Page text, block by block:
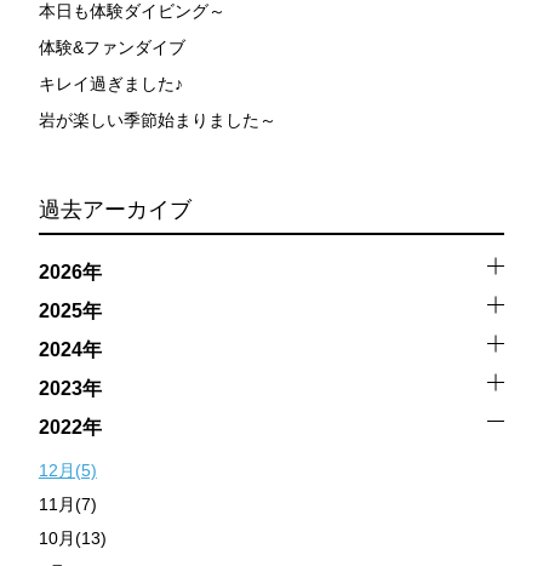
本日も体験ダイビング～
体験&ファンダイブ
キレイ過ぎました♪
岩が楽しい季節始まりました～
過去アーカイブ
2026年
2025年
2024年
2023年
2022年
12月(5)
11月(7)
10月(13)